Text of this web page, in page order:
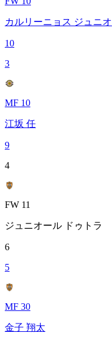
カルリーニョス ジュニオ
10
3
MF 10
江坂 任
9
4
FW 11
ジュニオール ドゥトラ
6
5
MF 30
金子 翔太